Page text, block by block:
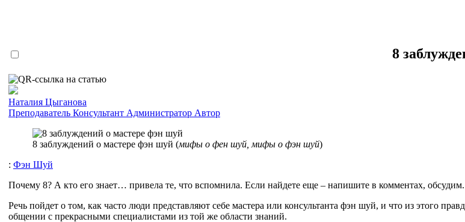
8
Наталия Цыганова
Преподаватель Консультант Администратор Автор
8 заблуждений о мастере фэн шуй (мифы о фен шуй, мифы о фэн шуй)
: Фэн Шуй
Почему 8? А кто его знает… привела те, что вспомнила. Если найдете еще – напишите в комментах, обсудим.
Речь пойдет о том, как часто люди представляют себе мастера или консультанта фэн шуй, и что из этого
общении с прекрасными специалистами из той же области знаний.